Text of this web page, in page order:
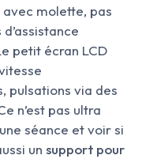
molette, pas
petit écran LCD
pulsations via des
n’est pas ultra
séance et voir si
un support pour